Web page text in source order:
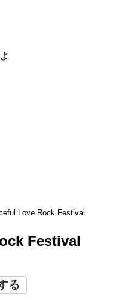
Love Rock Festival
Festival
る